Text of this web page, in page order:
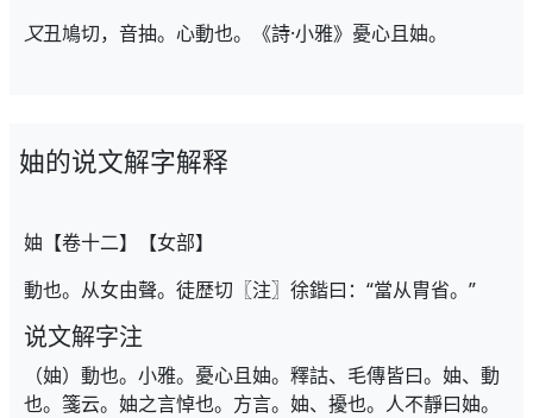
又丑鳩切，音抽。心動也。《詩·小雅》憂心且妯。
妯的说文解字解释
妯【卷十二】【女部】
動也。从女由聲。徒歴切〖注〗徐鍇曰：“當从胄省。”
说文解字注
（妯）動也。小雅。憂心且妯。釋詁、毛傳皆曰。妯、動
也。箋云。妯之言悼也。方言。妯、擾也。人不靜曰妯。